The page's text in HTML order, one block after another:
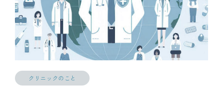
クリニックのこと